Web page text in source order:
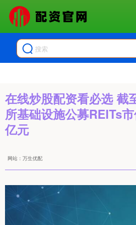
在线炒股配资看必选 截
所基础设施公募REITs
亿元
网站：万生优配